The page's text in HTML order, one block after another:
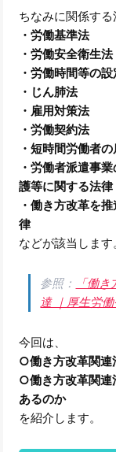
ちなみに関係する
・労働基準法
・労働安全衛生法
・労働時間等の
・じん肺法
・雇用対策法
・労働契約法
・短時間労働者
・労働者派遣事
護等に関する法律
・働き方改革を
律
などが該当します
参照：
「働
達 ｜厚生労
今回は、
○働き方改革関連
○働き方改革関連
あるのか
を紹介します。